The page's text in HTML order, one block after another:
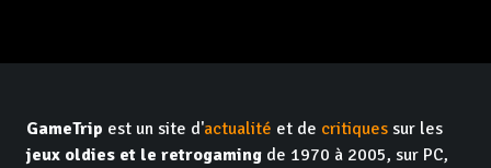
GameTrip est un site d'actualité et de critiques sur les
jeux oldies et le retrogaming de 1970 à 2005, sur PC,